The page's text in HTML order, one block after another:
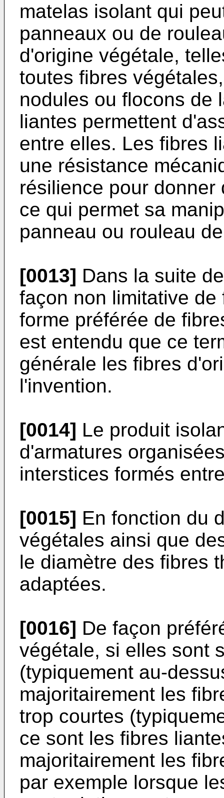
matelas isolant qui
panneaux ou de
d'origine végétale,
toutes fibres
nodules ou flocons de
liantes permettent
entre elles. Les fibres
une résistance
résilience pour
ce qui permet sa
panneau ou rouleau
[0013] Dans la suite
façon non limitative
forme préférée de
est entendu que ce
générale les fibres
l'invention.
[0014] Le produit
d'armatures
interstices formés
[0015] En fonction du
végétales ainsi que
le diamètre des fibres
adaptées.
[0016] De façon
végétale, si elles sont
(typiquement au-
majoritairement les
trop courtes
ce sont les fibres
majoritairement les
par exemple lorsque